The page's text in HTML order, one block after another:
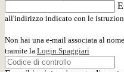
all'indirizzo indicato con le
Non hai una e-mail associata al
tramite la Login Spaggiari